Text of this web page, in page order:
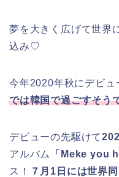
夢を大きく広げて世界
込み♡
今年2020年秋にデビュ
では韓国で過ごすそう
デビューの先駆けて
アルバム
「Meke you
ス！
７月1日には世界